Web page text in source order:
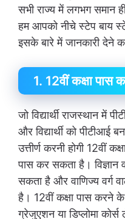
सभी राज्य में लगभग
हम आपको नीचे स्टेप बाय
इसके बारे में जानकारी देने
1. 12वीं कक्षा पास
जो विद्यार्थी राजस्थान में
और विद्यार्थी को पीटीआई
उत्तीर्ण करनी होगी 12वीं
पास कर सकता है। विज्ञान
सकता है और वाणिज्य वर्ग
है। 12वीं कक्षा पास करने
ग्रेजुएशन या डिप्लोमा कोर्स